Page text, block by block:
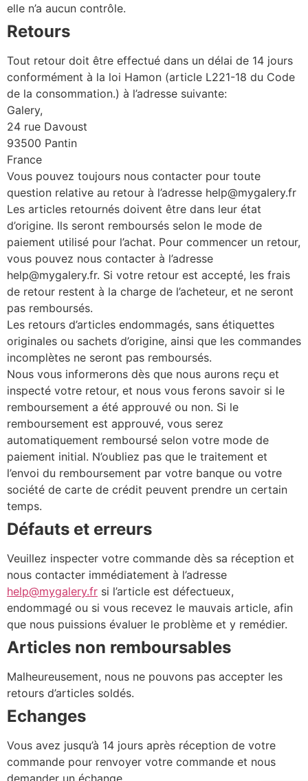
elle n’a aucun contrôle.
Retours
Tout retour doit être effectué dans un délai de 14 jours
conformément à la loi Hamon (article L221-18 du Code
de la consommation.) à l’adresse suivante:
Galery,
24 rue Davoust
93500 Pantin
France
Vous pouvez toujours nous contacter pour toute
question relative au retour à l’adresse help@mygalery.fr
Les articles retournés doivent être dans leur état
d’origine. Ils seront remboursés selon le mode de
paiement utilisé pour l’achat. Pour commencer un retour,
vous pouvez nous contacter à l’adresse
help@mygalery.fr. Si votre retour est accepté, les frais
de retour restent à la charge de l’acheteur, et ne seront
pas remboursés.
Les retours d’articles endommagés, sans étiquettes
originales ou sachets d’origine, ainsi que les commandes
incomplètes ne seront pas remboursés.
Nous vous informerons dès que nous aurons reçu et
inspecté votre retour, et nous vous ferons savoir si le
remboursement a été approuvé ou non. Si le
remboursement est approuvé, vous serez
automatiquement remboursé selon votre mode de
paiement initial. N’oubliez pas que le traitement et
l’envoi du remboursement par votre banque ou votre
société de carte de crédit peuvent prendre un certain
temps.
Défauts et erreurs
Veuillez inspecter votre commande dès sa réception et
nous contacter immédiatement à l’adresse
help@mygalery.fr si l’article est défectueux,
endommagé ou si vous recevez le mauvais article, afin
que nous puissions évaluer le problème et y remédier.
Articles non remboursables
Malheureusement, nous ne pouvons pas accepter les
retours d’articles soldés.
Echanges
Vous avez jusqu’à 14 jours après réception de votre
commande pour renvoyer votre commande et nous